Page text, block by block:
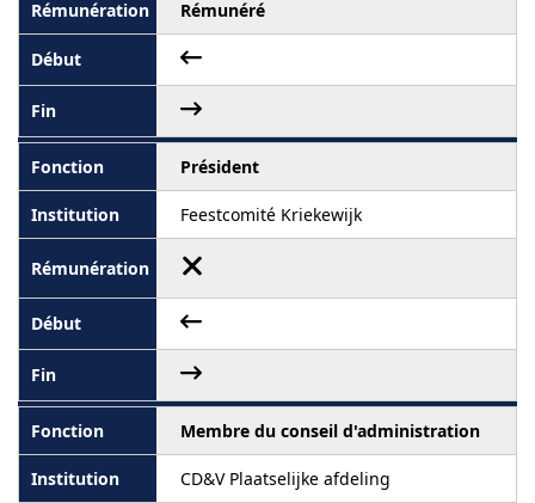
Rémunéré
Président
Feestcomité Kriekewijk
Membre du conseil d'administration
CD&V Plaatselijke afdeling